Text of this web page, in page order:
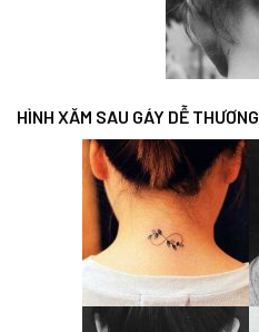
HÌNH XĂM SAU GÁY DỄ THƯƠNG